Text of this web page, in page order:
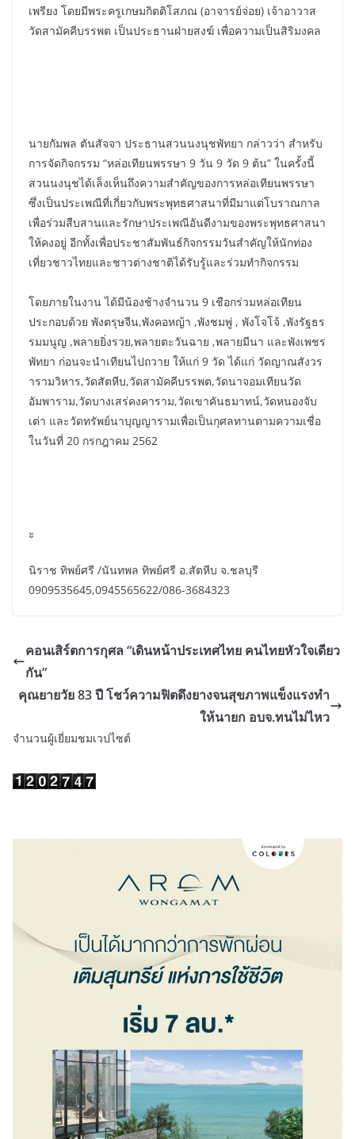
เพรียง โดยมีพระครูเกษมกิตติโสภณ (อาจารย์จ่อย) เจ้าอาวาส
วัดสามัคคีบรรพต เป็นประธานฝ่ายสงฆ์ เพื่อความเป็นสิริมงคล
นายกัมพล ตันสัจจา ประธานสวนนงนุชพัทยา กล่าวว่า สำหรับ
การจัดกิจกรรม “หล่อเทียนพรรษา 9 วัน 9 วัด 9 ต้น” ในครั้งนี้
สวนนงนุชได้เล็งเห็นถึงความสำคัญของการหล่อเทียนพรรษา
ซึ่งเป็นประเพณีที่เกี่ยวกับพระพุทธศาสนาที่มีมาแต่โบราณกาล
เพื่อร่วมสืบสานและรักษาประเพณีอันดีงามของพระพุทธศาสนา
ให้คงอยู่ อีกทั้งเพื่อประชาสัมพันธ์กิจกรรมวันสำคัญให้นักท่อง
เที่ยวชาวไทยและชาวต่างชาติได้รับรู้และร่วมทำกิจกรรม
โดยภายในงาน ได้มีน้องช้างจำนวน 9 เชือกร่วมหล่อเทียน
ประกอบด้วย พังตรุษจีน,พังคอหญ้า ,พังชมพู่ , พังโจโจ้ ,พังรัฐธร
รมมนูญ ,พลายยิ่งรวย,พลายตะวันฉาย ,พลายมีนา และพังเพชร
พัทยา ก่อนจะนำเทียนไปถวาย ให้แก่ 9 วัด ได้แก่ วัดญาณสังวร
ารามวิหาร,วัดสัตหีบ,วัดสามัคคีบรรพต,วัดนาจอมเทียนวัด
อัมพาราม,วัดบางเสร่คงคาราม,วัดเขาคันธมาทน์,วัดหนองจับ
เต่า และวัดทรัพย์นาบุญญารามเพื่อเป็นกุศลทานตามความเชื่อ
ในวันที่ 20 กรกฎาคม 2562
ะ
นิราช ทิพย์ศรี /นันทพล ทิพย์ศรี อ.สัตหีบ จ.ชลบุรี
0909535645,0945565622/086-3684323
คอนเสิร์ตการกุศล “เดินหน้าประเทศไทย คนไทยหัวใจเดียว
กัน”
คุณยายวัย 83 ปี โชว์ความฟิตดึงยางจนสุขภาพแข็งแรงทำ
ให้นายก อบจ.ทนไม่ไหว
จำนวนผู้เยี่ยมชมเวปไซต์